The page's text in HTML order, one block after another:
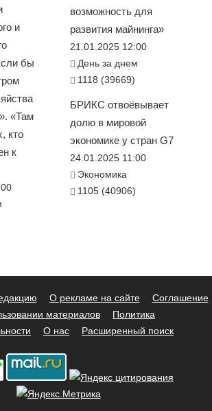
и
бы
«Там
кто
к
возможность для
развития майнинга»
21.01.2025 12:00
День за днем
1118 (39669)
БРИКС отвоёвывает
долю в мировой
экономике у стран G7
24.01.2025 11:00
Экономика
1105 (40906)
О рекламе на сайте
Соглашение
материалов
Политика
О нас Расширенный поиск